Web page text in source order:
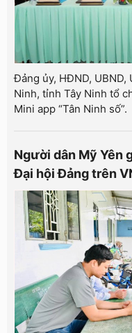
Đảng ủy, HĐND, UBND,
Ninh, tỉnh Tây Ninh tổ
Mini app “Tân Ninh số”.
Người dân Mỹ Yên
Đại hội Đảng trên